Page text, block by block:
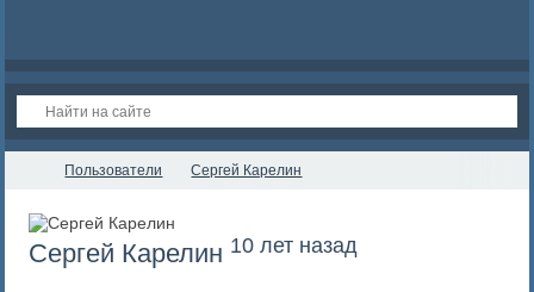
Пользователи Сергей Карелин
Сергей Карелин 10 лет назад